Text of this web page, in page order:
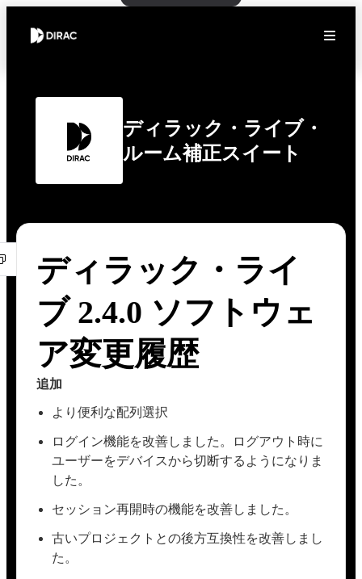
ディラック・ライブ・
ルーム補正スイート
ディラック・ライ
ブ 2.4.0 ソフトウェ
ア変更履歴
追加
より便利な配列選択
ログイン機能を改善しました。ログアウト時に
ユーザーをデバイスから切断するようになりま
した。
セッション再開時の機能を改善しました。
古いプロジェクトとの後方互換性を改善しまし
た。